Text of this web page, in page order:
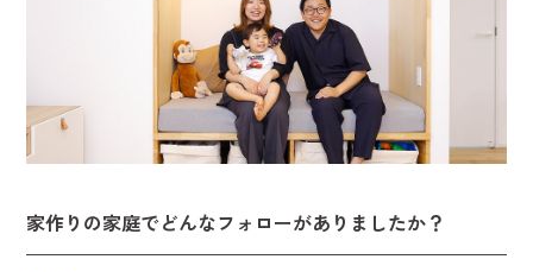
家作りの家庭でどんなフォローがありましたか？